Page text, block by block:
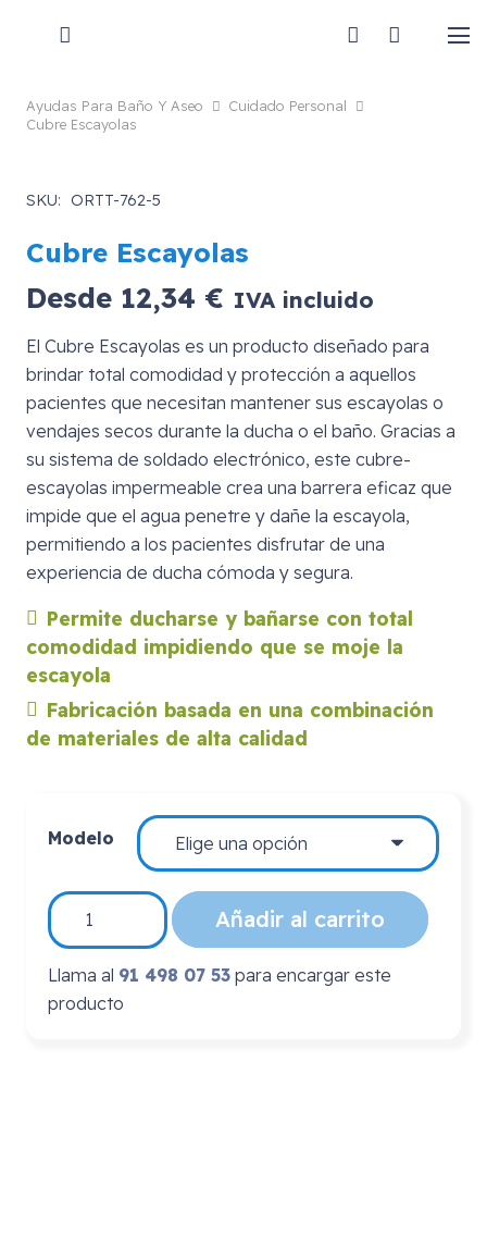
Ayudas Para Baño Y Aseo
Cuidado Personal
Cubre Escayolas
SKU: ORTT-762-5
Cubre Escayolas
Desde 12,34 € IVA incluido
El Cubre Escayolas es un producto diseñado para
brindar total comodidad y protección a aquellos
pacientes que necesitan mantener sus escayolas o
vendajes secos durante la ducha o el baño. Gracias a
su sistema de soldado electrónico, este cubre-
escayolas impermeable crea una barrera eficaz que
impide que el agua penetre y dañe la escayola,
permitiendo a los pacientes disfrutar de una
experiencia de ducha cómoda y segura.
Permite ducharse y bañarse con total
comodidad impidiendo que se moje la
escayola
Fabricación basada en una combinación
de materiales de alta calidad
Modelo
Cubre
Escayolas
Añadir al carrito
Llama al 91 498 07 53 para encargar este
producto